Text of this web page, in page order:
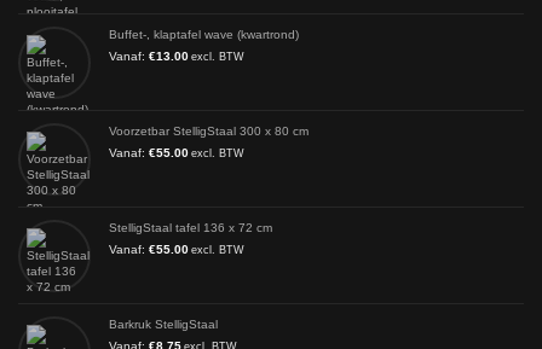
Buffet-, klaptafel wave (kwartrond)
Vanaf: €13.00 excl. BTW
Voorzetbar StelligStaal 300 x 80 cm
Vanaf: €55.00 excl. BTW
StelligStaal tafel 136 x 72 cm
Vanaf: €55.00 excl. BTW
Barkruk StelligStaal
Vanaf: €8.75